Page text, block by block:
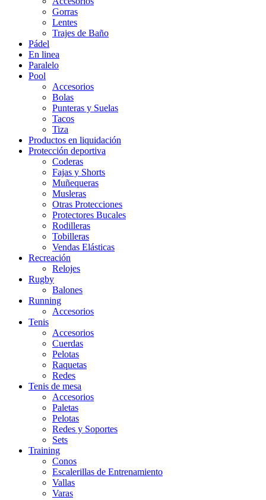
Gorras
Lentes
Trajes de Baño
Pádel
En linea
Paralelo
Pool
Accesorios
Bolas
Punteras y Suelas
Tacos
Tiza
Productos en liquidación
Protección deportiva
Coderas
Fajas y Shorts
Muñequeras
Musleras
Otras Protecciones
Protectores Bucales
Rodilleras
Tobilleras
Vendas Elásticas
Recreación
Relojes
Rugby
Balones
Running
Accesorios
Tenis
Accesorios
Cuerdas
Pelotas
Raquetas
Redes
Tenis de mesa
Accesorios
Paletas
Pelotas
Redes y Soportes
Sets
Training
Conos
Escalerillas de Entrenamiento
Vallas
Varas